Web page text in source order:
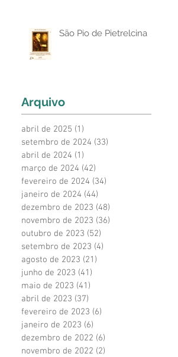
São Pio de Pietrelcina
Arquivo
abril de 2025 (1)
setembro de 2024 (33)
abril de 2024 (1)
março de 2024 (42)
fevereiro de 2024 (34)
janeiro de 2024 (44)
dezembro de 2023 (48)
novembro de 2023 (36)
outubro de 2023 (52)
setembro de 2023 (4)
agosto de 2023 (21)
junho de 2023 (41)
maio de 2023 (41)
abril de 2023 (37)
fevereiro de 2023 (6)
janeiro de 2023 (6)
dezembro de 2022 (6)
novembro de 2022 (2)